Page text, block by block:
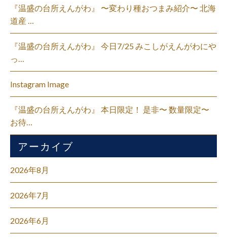
『温盛の台所えんがわ』 〜変わり種おつまみ紹介〜 北海
道産 …
『温盛の台所えんがわ』 今日7/25 みこしがえんがわにや
っ…
Instagram Image
『温盛の台所えんがわ』 本日限定！ 是非〜 数量限定〜
お待…
アーカイブ
2026年8月
2026年7月
2026年6月